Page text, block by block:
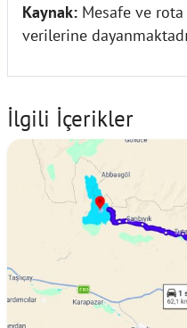
Kaynak: Mesafe ve
verilerine
İlgili İçerikler